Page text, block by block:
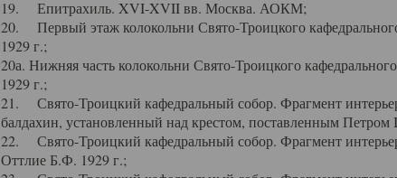
19. Епитрахиль. XVI-XVII вв. Москва. АОКМ;
20. Первый этаж колокольни Свято-Троицкого
1929 г.;
20а. Нижняя часть колокольни Свято-Троицкого
1929 г.;
21. Свято-Троицкий кафедральный собор. Фрагмент
балдахин, установленный над крестом, поставленным
22. Свято-Троицкий кафедральный собор. Фрагмент
Оттлие Б.Ф. 1929 г.;